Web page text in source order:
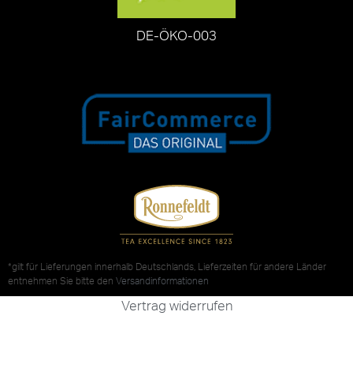
DE-ÖKO-003
*gilt für Lieferungen innerhalb Deutschlands, Lieferzeiten für andere Länder
entnehmen Sie bitte den Versandinformationen
Vertrag widerrufen